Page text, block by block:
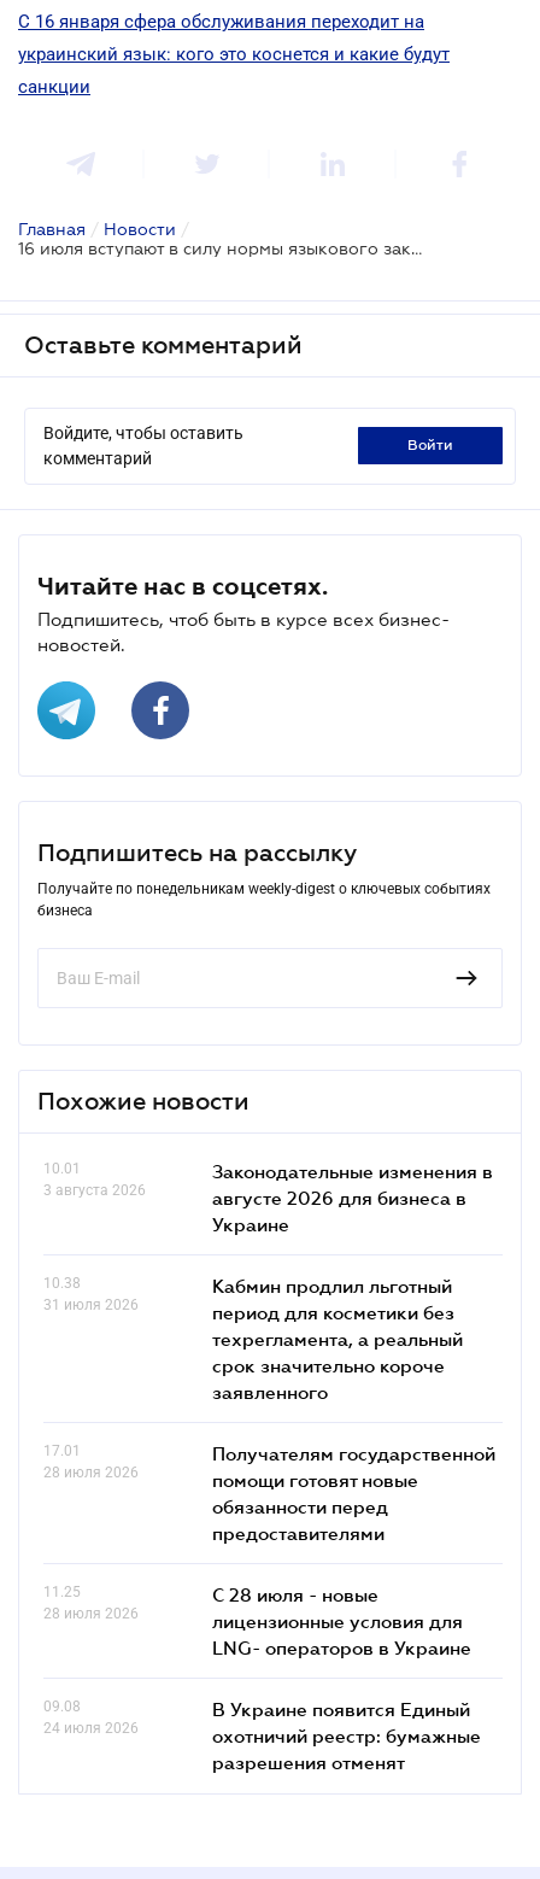
С 16 января сфера обслуживания переходит на
украинский язык: кого это коснется и какие будут
санкции
Главная / Новости /
16 июля вступают в силу нормы языкового закона относительно книгоиздания
Оставьте комментарий
Войдите, чтобы оставить
комментарий
войти
Читайте нас в соцсетях.
Подпишитесь, чтоб быть в курсе всех бизнес-
новостей.
Подпишитесь на рассылку
Получайте по понедельникам weekly-digest о ключевых событиях
бизнеса
Похожие новости
10.01
3 августа 2026
Законодательные изменения в
августе 2026 для бизнеса в
Украине
10.38
31 июля 2026
Кабмин продлил льготный
период для косметики без
техрегламента, а реальный
срок значительно короче
заявленного
17.01
28 июля 2026
Получателям государственной
помощи готовят новые
обязанности перед
предоставителями
11.25
28 июля 2026
С 28 июля - новые
лицензионные условия для
LNG- операторов в Украине
09.08
24 июля 2026
В Украине появится Единый
охотничий реестр: бумажные
разрешения отменят